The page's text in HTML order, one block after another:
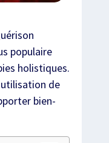
populaire
holistiques.
de
bien-